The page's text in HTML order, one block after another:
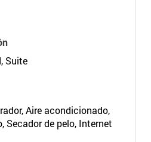
Suite
Aire acondicionado,
Secador de pelo, Internet